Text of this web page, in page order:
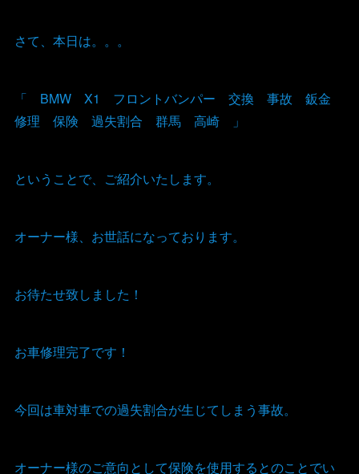
さて、本日は。。。
「 BMW X1 フロントバンパー 交換 事故 鈑金
修理 保険 過失割合 群馬 高崎 」
ということで、ご紹介いたします。
オーナー様、お世話になっております。
お待たせ致しました！
お車修理完了です！
今回は車対車での過失割合が生じてしまう事故。
オーナー様のご意向として保険を使用するとのことでい